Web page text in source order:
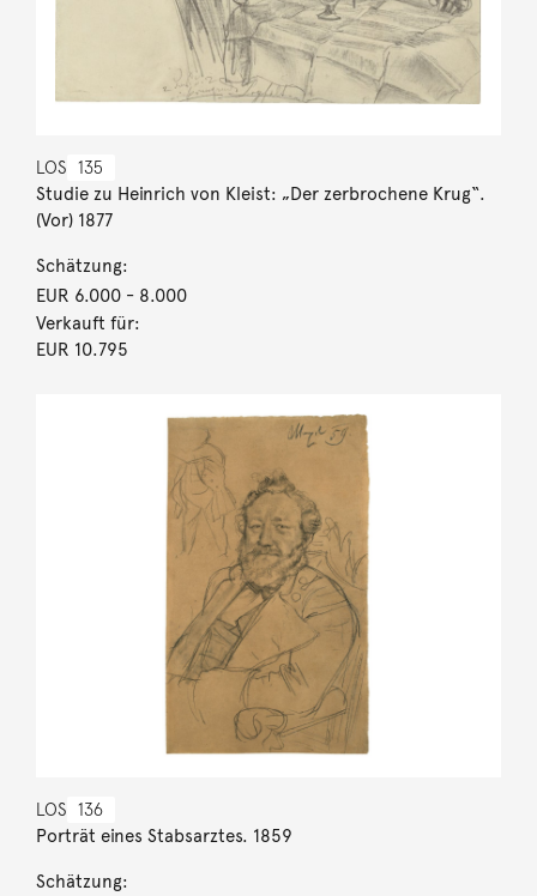
LOS 135
Studie zu Heinrich von Kleist: „Der zerbrochene Krug“.
(Vor) 1877
Schätzung:
EUR 6.000- 8.000
Verkauft für:
EUR 10.795
LOS 136
Porträt eines Stabsarztes. 1859
Schätzung: